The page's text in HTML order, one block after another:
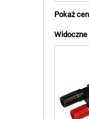
8A
10A
15A
30A
32A
Pokaż
Widoczne